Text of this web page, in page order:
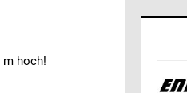
m hoch!